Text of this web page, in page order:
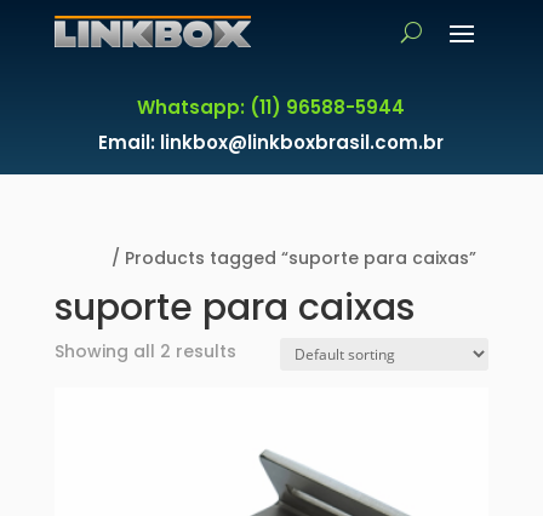
Whatsapp: (11) 96588-5944
Email: linkbox@linkboxbrasil.com.br
/ Products tagged “suporte para caixas”
suporte para caixas
Showing all 2 results